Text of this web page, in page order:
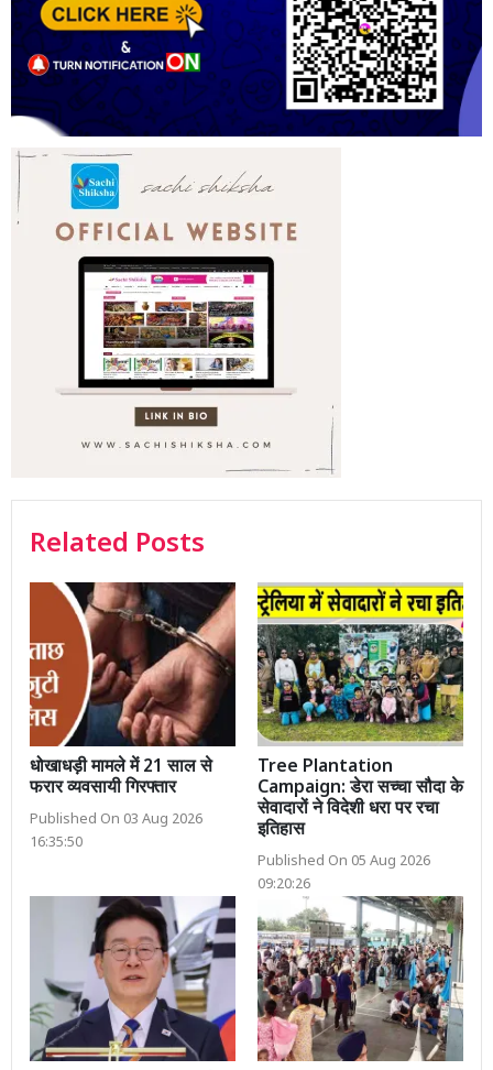
Related Posts
धोखाधड़ी मामले में 21 साल से
फरार व्यवसायी गिरफ्तार
Published On 03 Aug 2026
16:35:50
Tree Plantation
Campaign: डेरा सच्चा सौदा के
सेवादारों ने विदेशी धरा पर रचा
इतिहास
Published On 05 Aug 2026
09:20:26